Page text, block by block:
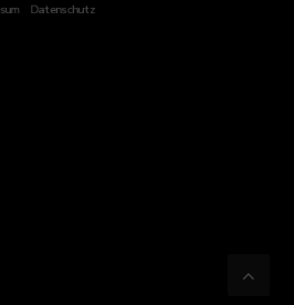
Datenschutz